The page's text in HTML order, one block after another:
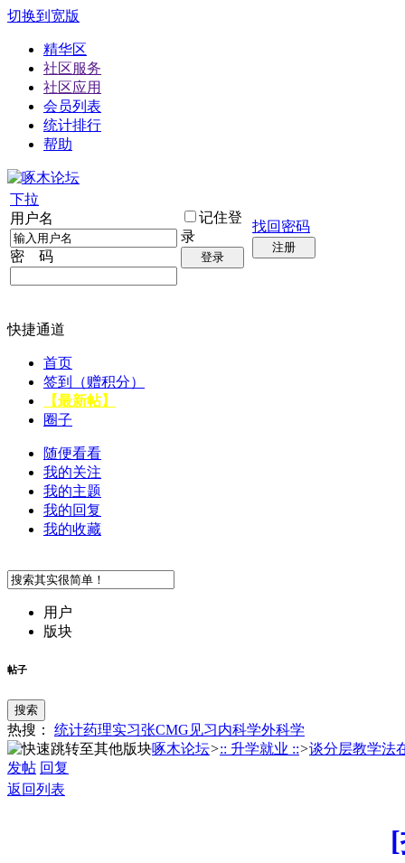
切换到宽版
精华区
社区服务
社区应用
会员列表
统计排行
帮助
下拉
用户名
密 码
记住登
录
登录
找回密码
注册
快捷通道
首页
签到（赠积分）
【最新帖】
圈子
随便看看
我的关注
我的主题
我的回复
我的收藏
用户
版块
帖子
搜索
热搜： 统计药理实习张CMG 见习内科学外科学
啄木论坛>:: 升学就业 ::>谈分层教学法
发帖 回复
返回列表